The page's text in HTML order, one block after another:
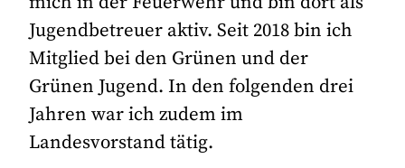
Jugendbetreuer aktiv. Seit 2018 bin ich
Mitglied bei den Grünen und der
Grünen Jugend. In den folgenden drei
Jahren war ich zudem im
Landesvorstand tätig.